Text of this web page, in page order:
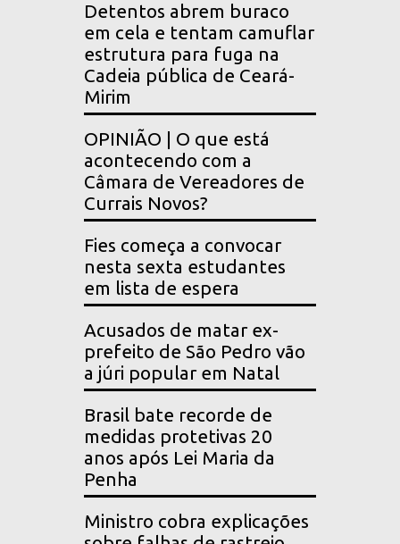
Detentos abrem buraco
em cela e tentam camuflar
estrutura para fuga na
Cadeia pública de Ceará-
Mirim
OPINIÃO | O que está
acontecendo com a
Câmara de Vereadores de
Currais Novos?
Fies começa a convocar
nesta sexta estudantes
em lista de espera
Acusados de matar ex-
prefeito de São Pedro vão
a júri popular em Natal
Brasil bate recorde de
medidas protetivas 20
anos após Lei Maria da
Penha
Ministro cobra explicações